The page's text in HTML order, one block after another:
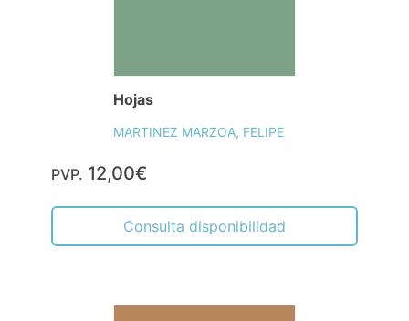
Hojas
MARTINEZ MARZOA, FELIPE
PVP. 12,00€
Consulta disponibilidad